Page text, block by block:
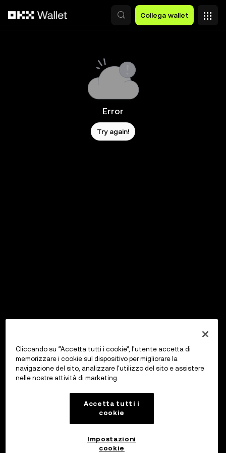
Collega wallet
Error
Try again!
Cliccando su “Accetta tutti i cookie”, l'utente accetta di
memorizzare i cookie sul dispositivo per migliorare la
navigazione del sito, analizzare l'utilizzo del sito e assistere
nelle nostre attività di marketing.
Accetta tutti i
cookie
Impostazioni
cookie